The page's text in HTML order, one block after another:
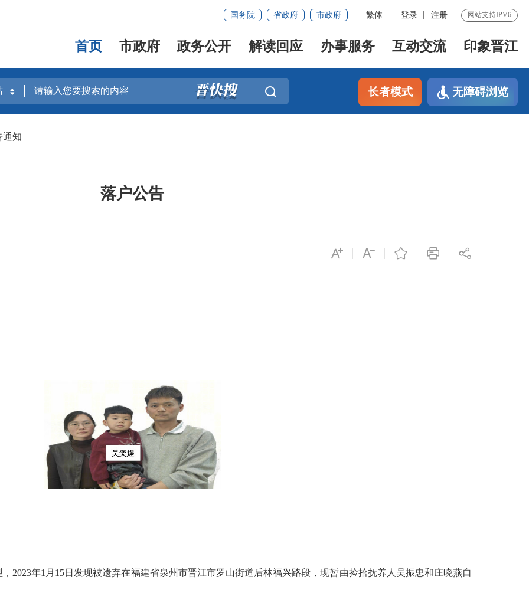
国务院 省政府 市政府 繁体 登录 注册 网站支持IPV6
首页 市政府 政务公开 解读回应 办事服务 互动交流 印象晋江
长者模式 无障碍浏览
通知
落户公告
年1月15日发现被遗弃在福建省泉州市晋江市罗山街道后林福兴路段，现暂由捡拾抚养人吴振忠和庄晓燕自